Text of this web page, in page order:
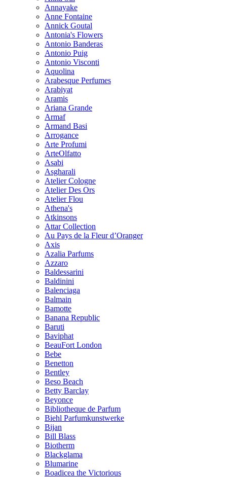
Annayake
Anne Fontaine
Annick Goutal
Antonia's Flowers
Antonio Banderas
Antonio Puig
Antonio Visconti
Aquolina
Arabesque Perfumes
Arabiyat
Aramis
Ariana Grande
Armaf
Armand Basi
Arrogance
Arte Profumi
ArteOlfatto
Asabi
Asgharali
Atelier Cologne
Atelier Des Ors
Atelier Flou
Athena's
Atkinsons
Attar Collection
Au Pays de la Fleur d’Oranger
Axis
Azalia Parfums
Azzaro
Baldessarini
Baldinini
Balenciaga
Balmain
Bamotte
Banana Republic
Baruti
Baviphat
BeauFort London
Bebe
Benetton
Bentley
Beso Beach
Betty Barclay
Beyonce
Bibliotheque de Parfum
Biehl Parfumkunstwerke
Bijan
Bill Blass
Biotherm
Blackglama
Blumarine
Boadicea the Victorious